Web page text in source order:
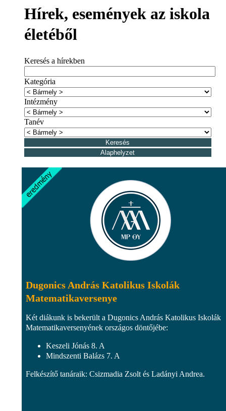
Hírek, események az iskola
életéből
Keresés a hírekben
Kategória
Intézmény
Tanév
Dugonics András Katolikus Iskolák
Matematikaversenye
Két diákunk is bekerült a Dugonics András Katolikus Iskolák
Matematikaversenyének országos döntőjébe:
Keszeli Jónás 8. A
Mindszenti Balázs 7. A
Felkészítő tanáraik: Csizmadia Zsolt és Ladányi Andrea.